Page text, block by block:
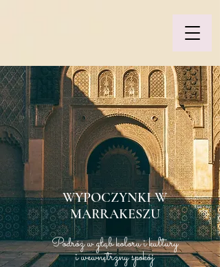
WYPOCZYNKI W
MARRAKESZU
Podróż w głąb koloru i kultury
i wewnętrzny spokój